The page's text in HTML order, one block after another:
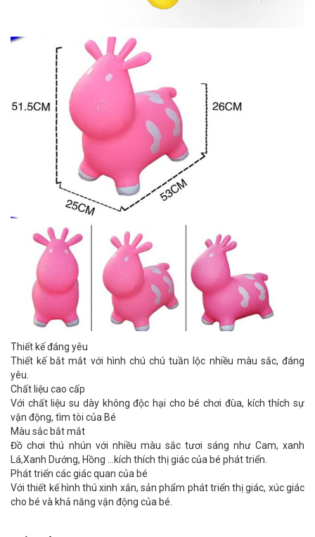
Thiết kế đáng yêu
Thiết kế bắt mắt với hình chú chú tuần lộc nhiều màu sắc, đáng
yêu.
Chất liệu cao cấp
Với chất liệu su dày không độc hại cho bé chơi đùa, kích thích sự
vận động, tìm tòi của Bé
Màu sắc bắt mắt
Đồ chơi thú nhún với nhiều màu sắc tươi sáng như Cam, xanh
Lá,Xanh Dướng, Hồng ...kích thích thị giác của bé phát triển.
Phát triển các giác quan của bé
Với thiết kế hình thú xinh xắn, sản phẩm phát triển thị giác, xúc giác
cho bé và khả năng vận động của bé.